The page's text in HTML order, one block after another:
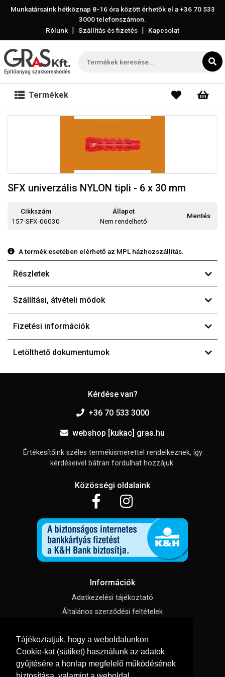
Tájékoztatjuk, hogy a weboldalunkon
Cookie-kat (sütiket) használunk az adatok
gyűjtésére a honlap megfelelő működésének
Munkatársaink hétköznap 8-16 óra között érhetők el a+36 70 533
3000telefonszámon.
Rólunk | Szállítás és fizetés | Kapcsolat
Termékek
SFX univerzális NYLON tipli - 6 x 30 mm
Cikkszám
157-SFX-06030
Állapot
Nem rendelhető
Mentés
A termék esetében elérhető az MPL házhozszállítás.
Részletek
Szállítási, átvételi módok
Fizetési információk
Letölthető dokumentumok
Kérdése van?
+36 70 533 3000
webshop [kukac] gras.hu
Értékesítőink széles termékismerettel rendelkeznek, így
kérdéseivel bátran fordulhat hozzájuk.
Közösségi oldalaink
Információk
Adatkezelési tájékoztató
Általános szerződési feltételek
Süti beállítások
Menü